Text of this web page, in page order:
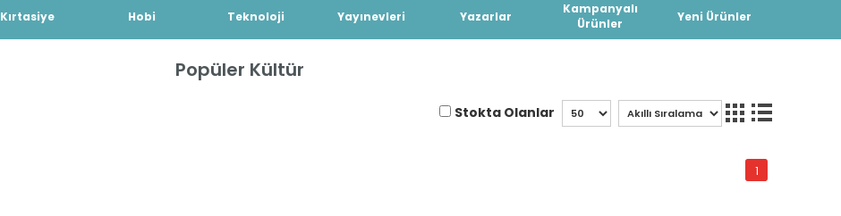
Kırtasiye Hobi Teknoloji Yayınevleri Yazarlar
Kampanyalı
Ürünler
Yeni Ürünler
Popüler Kültür
Stokta Olanlar
1